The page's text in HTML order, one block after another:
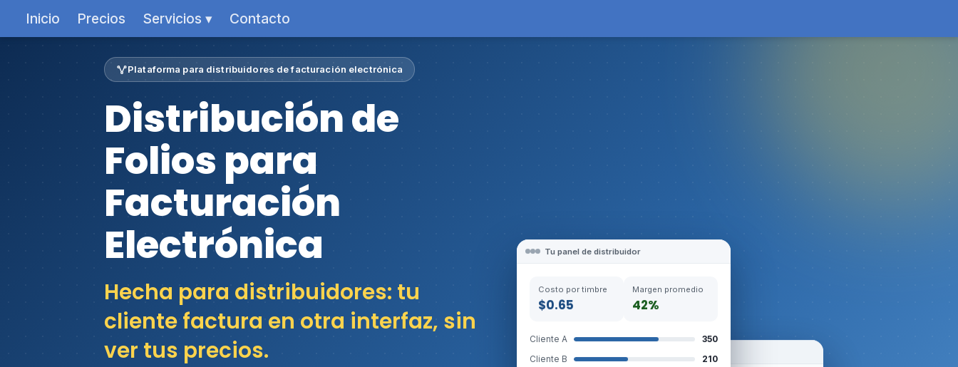
Inicio Precios Servicios ▾ Contacto
Plataforma para distribuidores de facturación electrónica
Distribución de
Folios para
Facturación
Electrónica
Hecha para distribuidores: tu
cliente factura en otra interfaz, sin
ver tus precios.
Tu panel de distribuidor
Costo por timbre
$0.65
Margen promedio
42%
Cliente A
350
Cliente B
210
Portal de tu cliente